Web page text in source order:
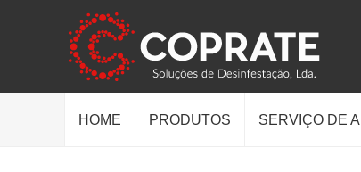
HOME PRODUTOS SERVIÇO DE